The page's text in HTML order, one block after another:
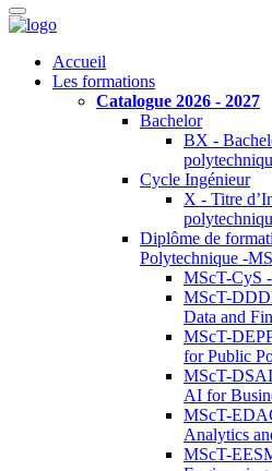
Accueil
Les formations
Catalogue 2026 - 2027
Bachelor
BX -
Cycle Ingénieur
X - Titre
Diplôme de
Polytechnique -
MScT-CyS
MScT-
Data and
MScT-
for Public
MScT-
AI for
MScT-
Analytics
MScT-